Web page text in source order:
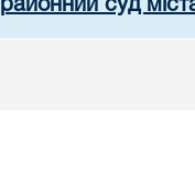
районний суд